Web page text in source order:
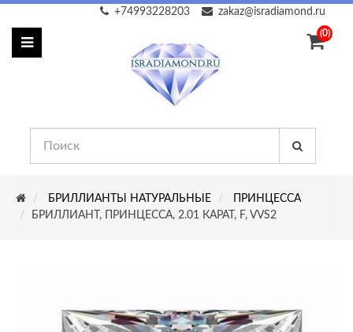
zakaz@isradiamond.ru
+74993228203
(0)
БРИЛЛИАНТЫ НАТУРАЛЬНЫЕ
ПРИНЦЕССА
БРИЛЛИАНТ, ПРИНЦЕССА, 2.01 КАРАТ, F, VVS2